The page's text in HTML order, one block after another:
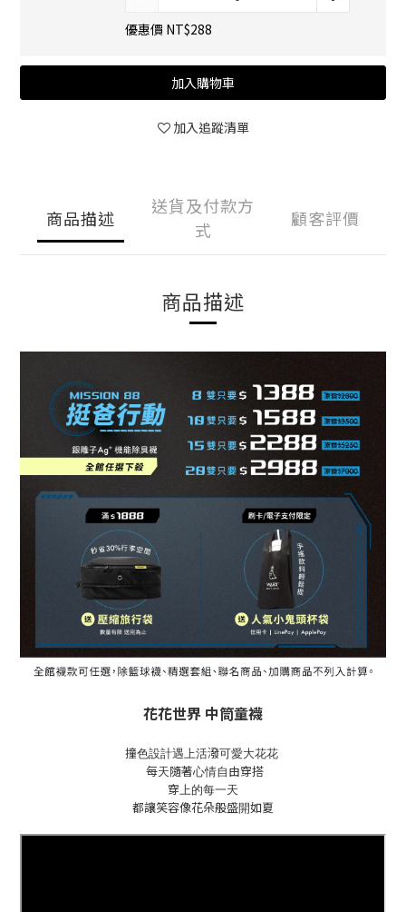
優惠價 NT$288
加入購物車
加入追蹤清單
商品描述
送貨及付款方
式
顧客評價
商品描述
花花世界 中筒童襪
撞色設計遇上活潑可愛大花花
每天隨著心情自由穿搭
穿上的每一天
都讓笑容像花朵般盛開如夏